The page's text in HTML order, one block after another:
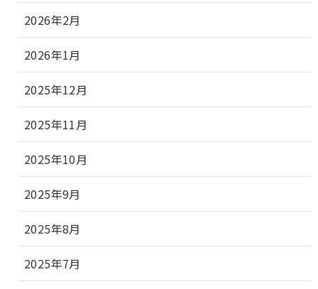
2026年2月
2026年1月
2025年12月
2025年11月
2025年10月
2025年9月
2025年8月
2025年7月